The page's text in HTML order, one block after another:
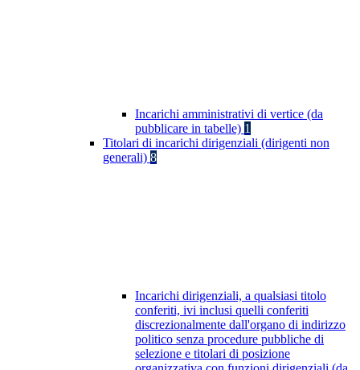
Incarichi amministrativi di vertice (da
pubblicare in tabelle) 1
Titolari di incarichi dirigenziali (dirigenti non
generali) 8
Incarichi dirigenziali, a qualsiasi titolo
conferiti, ivi inclusi quelli conferiti
discrezionalmente dall'organo di indirizzo
politico senza procedure pubbliche di
selezione e titolari di posizione